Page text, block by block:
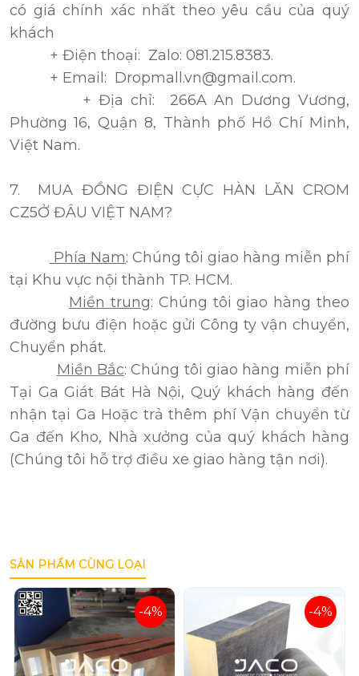
có giá chính xác nhất theo yêu cầu của quý
khách
+ Điện thoại: Zalo: 081.215.8383.
+ Email: Dropmall.vn@gmail.com.
+ Địa chỉ: 266A An Dương Vương,
Phường 16, Quận 8, Thành phố Hồ Chí Minh,
Việt Nam.
7. MUA ĐỒNG ĐIỆN CỰC HÀN LĂN CROM
CZ5Ở ĐÂU VIỆT NAM?
Phía Nam: Chúng tôi giao hàng miễn phí
tại Khu vực nội thành TP. HCM.
Miền trung: Chúng tôi giao hàng theo
đường bưu điện hoặc gửi Công ty vận chuyển,
Chuyển phát.
Miền Bắc: Chúng tôi giao hàng miễn phí
Tại Ga Giát Bát Hà Nội, Quý khách hàng đến
nhận tại Ga Hoặc trả thêm phí Vận chuyển từ
Ga đến Kho, Nhà xưởng của quý khách hàng
(Chúng tôi hỗ trợ điều xe giao hàng tận nơi).
SẢN PHẨM CÙNG LOẠI
-4% -4%